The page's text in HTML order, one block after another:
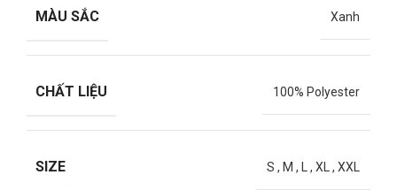
MÀU SẮC Xanh
CHẤT LIỆU 100% Polyester
SIZE S , M , , XL , XXL